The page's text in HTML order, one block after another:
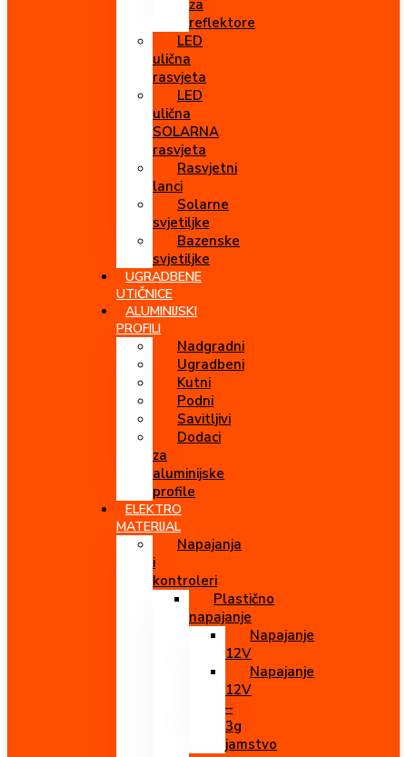
za
reflektore
LED
ulična
rasvjeta
LED
ulična
SOLARNA
rasvjeta
Rasvjetni
lanci
Solarne
svjetiljke
Bazenske
svjetiljke
UGRADBENE
UTIČNICE
ALUMINIJSKI
PROFILI
Nadgradni
Ugradbeni
Kutni
Podni
Savitljivi
Dodaci
za
aluminijske
profile
ELEKTRO
MATERIJAL
Napajanja
i
kontroleri
Plastično
napajanje
Napajanje
12V
Napajanje
12V
–
3g
jamstvo